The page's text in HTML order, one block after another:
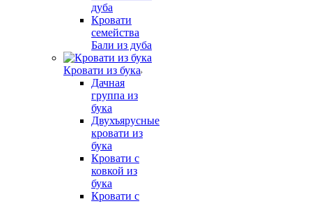
дуба
Кровати
семейства
Бали из дуба
Кровати из бука
Дачная
группа из
бука
Двухъярусные
кровати из
бука
Кровати с
ковкой из
бука
Кровати с